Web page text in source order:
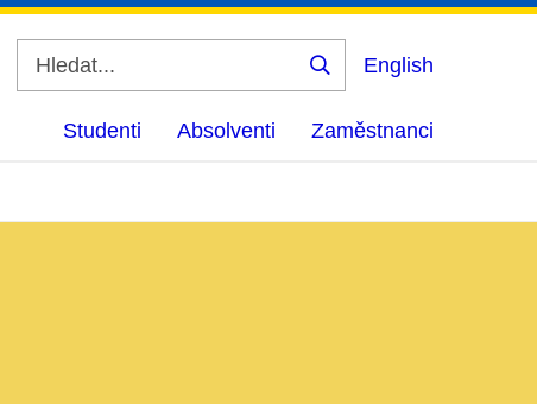
Vyhledat
English
Studenti Absolventi Zaměstnanci